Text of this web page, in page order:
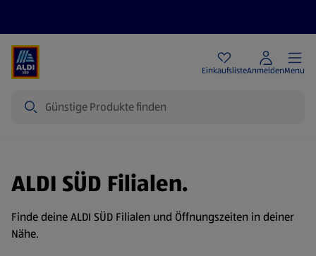
EinkaufslisteAnmeldenMenu
ALDI SÜD Filialen.
Finde deine ALDI SÜD Filialen und Öffnungszeiten in deiner
Nähe.